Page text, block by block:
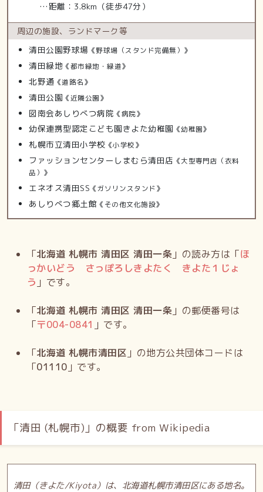
…距離：3.8km（徒歩47分）
周辺の施設、 ランドマーク等
清田公園野球場 《野球場（スタンド完備無）》
清田緑地 《都市緑地・緑道》
北野通 《道路名》
清田公園 《近隣公園》
図南会あしりべつ病院 《病院》
幼保連携型認定こども園きよた幼稚園 《幼稚園》
札幌市立清田小学校 《小学校》
ファッションセンターしまむら清田店 《大型専門店（衣料
品）》
エネオス清田SS 《ガソリンスタンド》
あしりべつ郷土館 《その他文化施設》
「北海道 札幌市 清田区 清田一条 」の読み方は「ほ
っかいどう さっぽろしきよたく きよた１じょ
う 」です。
「北海道 札幌市 清田区 清田一条 」の郵便番号は
「〒004-0841 」です。
「北海道 札幌市清田区 」の地方公共団体コードは
「01110 」です。
「清田 (札幌市)」の概要 from Wikipedia
清田（きよた/Kiyota）は、北海道札幌市清田区にある地名。